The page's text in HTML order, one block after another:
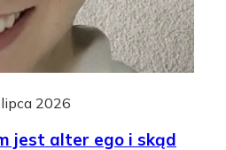
2026
jest alter ego i skąd